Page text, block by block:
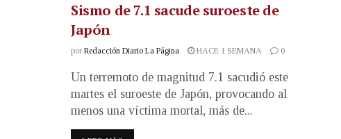
Sismo de 7.1 sacude suroeste de
Japón
por Redacción Diario La Página HACE 1 SEMANA 0
Un terremoto de magnitud 7.1 sacudió este
martes el suroeste de Japón, provocando al
menos una víctima mortal, más de...